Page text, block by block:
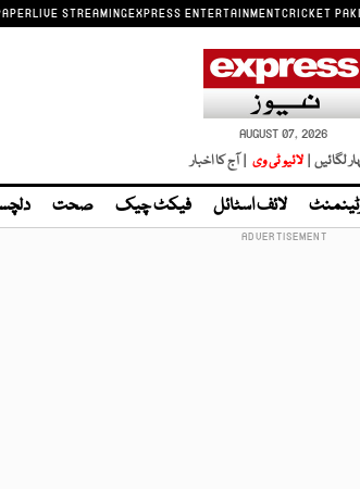
LIVE STREAMINGEXPRESS ENTERTAINMENTCRICKET
AUGUST 07, 2026
لگائیں | لائیو ٹی وی | آج کا اخبار
لائف اسٹائل فیکٹ چیک صحت